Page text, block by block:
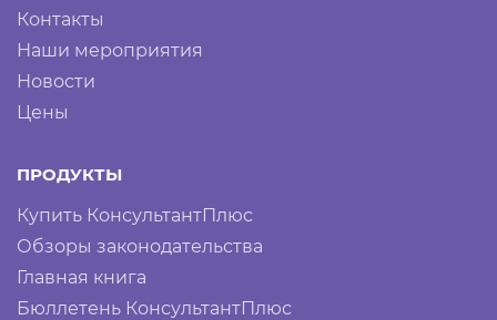
Контакты
Наши мероприятия
Новости
Цены
ПРОДУКТЫ
Купить КонсультантПлюс
Обзоры законодательства
Главная книга
Бюллетень КонсультантПлюс